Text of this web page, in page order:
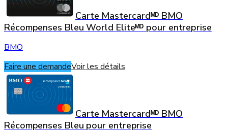
Carte Mastercardᴹᴰ BMO
Récompenses Bleu World Eliteᴹᴰ pour entreprise
BMO
Faire une demandeVoir les détails
Carte Mastercardᴹᴰ BMO
Récompenses Bleu pour entreprise